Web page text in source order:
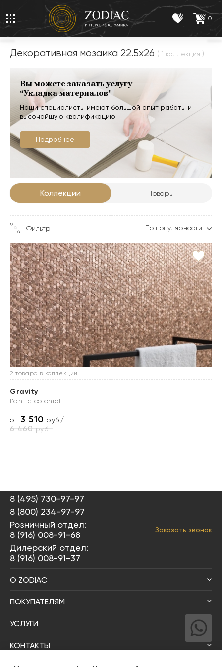
0
Декоративная мозаика 22.5x26 ( 1 коллекция )
Вы можете заказать услугу
“Укладка материалов”
Наши специалисты имеют большой опыт работы и
высочайшую квалификацию
Подробнее
Коллекции Товары
Фильтр По популярности
2 товара в коллекции
Gravity
l'antic colonial
от3 510 руб./шт
6 460руб.
8 (495) 730-97-97
8 (800) 234-97-97
Розничный отдел:
8 (916) 008-91-68
Дилерский отдел:
8 (916) 008-91-37
Заказать звонок
О ZODIAC
ПОКУПАТЕЛЯМ
УСЛУГИ
КОНТАКТЫ